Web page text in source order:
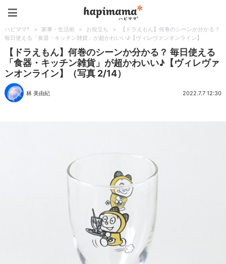
ハピママ* > 家事・生活術 > お役立ち >
【ドラえもん】何巻のシーンか分かる？
毎日使える「食器・キッチン雑貨」が超かわいい♪【ヴィレヴァンオンライン】
【ドラえもん】何巻のシーンか分かる？ 毎日使える
「食器・キッチン雑貨」が超かわいい♪【ヴィレヴァ
ンオンライン】（写真 2/14）
林 美由紀 2022.7.7 12:30